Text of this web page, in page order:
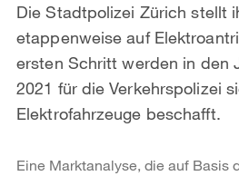
Die Stadtpolizei Zürich stellt
etappenweise auf
ersten Schritt werden in den
2021 für die Verkehrspolizei
Elektrofahrzeuge beschafft.
Eine Marktanalyse, die auf Basis